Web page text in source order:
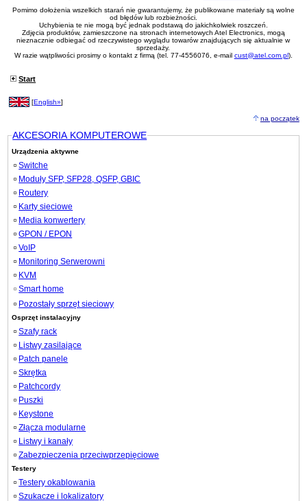
Pomimo dołożenia wszelkich starań nie gwarantujemy, że publikowane materiały są wolne
od błędów lub rozbieżności.
Uchybienia te nie mogą być jednak podstawą do jakichkolwiek roszczeń.
Zdjęcia produktów, zamieszczone na stronach internetowych Atel Electronics, mogą
nieznacznie odbiegać od rzeczywistego wyglądu towarów znajdujących się aktualnie w
sprzedaży.
W razie wątpliwości prosimy o kontakt z firmą (tel. 77-4556076, e-mail cust@atel.com.pl).
Start
[English»]
na początek
AKCESORIA KOMPUTEROWE
Urządzenia aktywne
Switche
Moduły SFP, SFP28, QSFP, GBIC
Routery
Karty sieciowe
Media konwertery
GPON / EPON
VoIP
Monitoring Serwerowni
KVM
Smart home
Pozostały sprzęt sieciowy
Osprzęt instalacyjny
Szafy rack
Listwy zasilające
Patch panele
Skrętka
Patchcordy
Puszki
Keystone
Złącza modularne
Listwy i kanały
Zabezpieczenia przeciwprzepięciowe
Testery
Testery okablowania
Szukacze i lokalizatory